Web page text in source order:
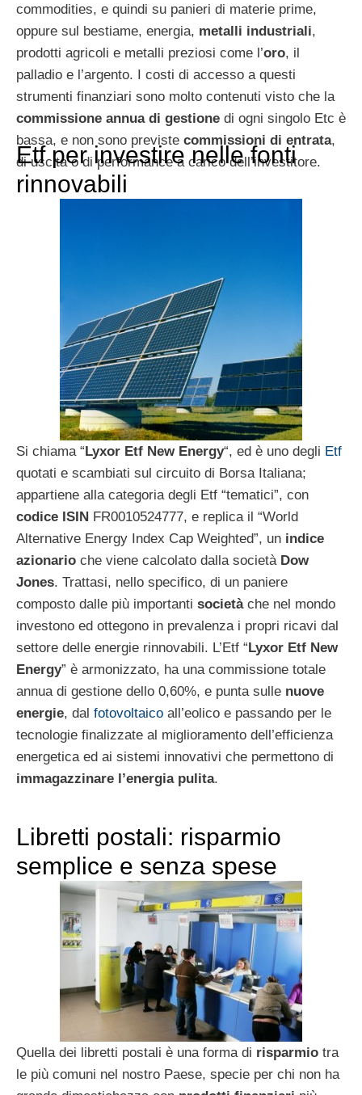
commodities, e quindi su panieri di materie prime,
oppure sul bestiame, energia, metalli industriali,
prodotti agricoli e metalli preziosi come l’oro, il
palladio e l’argento. I costi di accesso a questi
strumenti finanziari sono molto contenuti visto che la
commissione annua di gestione di ogni singolo Etc è
bassa, e non sono previste commissioni di entrata,
di uscita o di performance a carico dell’investitore.
Etf per investire nelle fonti
rinnovabili
Si chiama “Lyxor Etf New Energy“, ed è uno degli Etf
quotati e scambiati sul circuito di Borsa Italiana;
appartiene alla categoria degli Etf “tematici”, con
codice ISIN FR0010524777, e replica il “World
Alternative Energy Index Cap Weighted”, un indice
azionario che viene calcolato dalla società Dow
Jones. Trattasi, nello specifico, di un paniere
composto dalle più importanti societàche nel mondo
investono ed ottegono in prevalenza i propri ricavi dal
settore delle energie rinnovabili. L’Etf “Lyxor Etf New
Energy” è armonizzato, ha una commissione totale
annua di gestione dello 0,60%, e punta sulle nuove
energie, dal fotovoltaico all’eolico e passando per le
tecnologie finalizzate al miglioramento dell’efficienza
energetica ed ai sistemi innovativi che permettono di
immagazzinare l’energia pulita.
Libretti postali: risparmio
semplice e senza spese
Quella dei libretti postali è una forma di risparmio tra
le più comuni nel nostro Paese, specie per chi non ha